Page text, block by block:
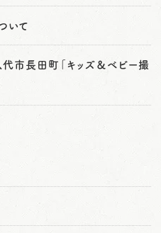
いて
市長田町「キッズ＆ベビー撮